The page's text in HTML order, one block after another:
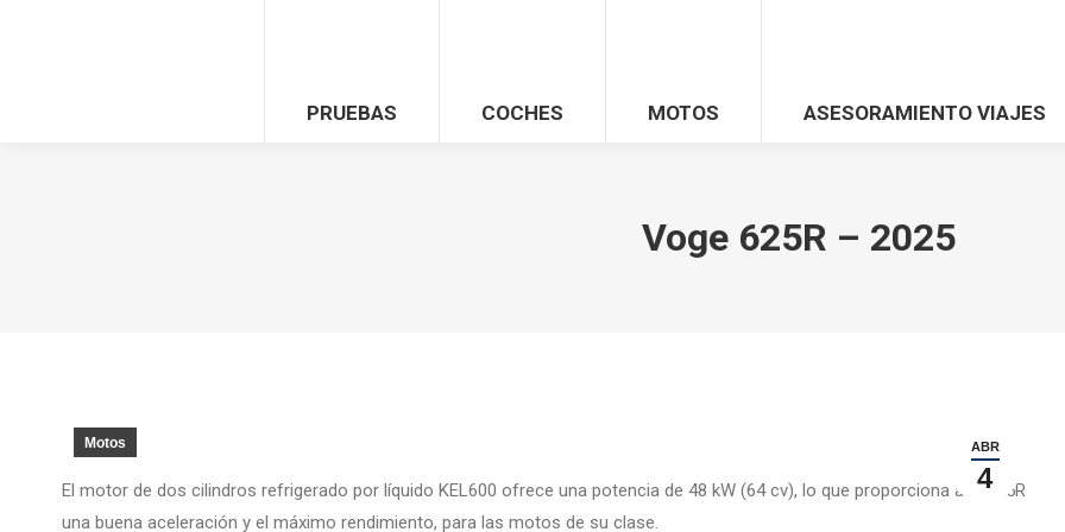
PRUEBAS COCHES MOTOS ASESORAMIENTO VIAJES
Voge 625R – 2025
ABR
4
Motos
El motor de dos cilindros refrigerado por líquido KEL600 ofrece una potencia de 48 kW (64 cv), lo que proporciona a la 625R
una buena aceleración y el máximo rendimiento, para las motos de su clase.